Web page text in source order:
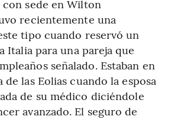
sede en Wilton
recientemente una
tipo cuando reservó un
Italia para una pareja que
señalado. Estaban en
de las Eolias cuando la esposa
de su médico diciéndole
avanzado. El seguro de